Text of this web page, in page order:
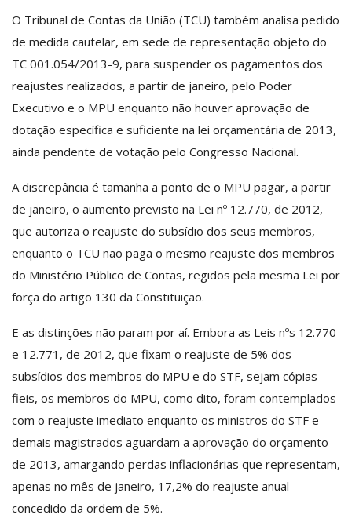
O Tribunal de Contas da União (TCU) também analisa pedido
de medida cautelar, em sede de representação objeto do
TC 001.054/2013-9, para suspender os pagamentos dos
reajustes realizados, a partir de janeiro, pelo Poder
Executivo e o MPU enquanto não houver aprovação de
dotação específica e suficiente na lei orçamentária de 2013,
ainda pendente de votação pelo Congresso Nacional.
A discrepância é tamanha a ponto de o MPU pagar, a partir
de janeiro, o aumento previsto na Lei nº 12.770, de 2012,
que autoriza o reajuste do subsídio dos seus membros,
enquanto o TCU não paga o mesmo reajuste dos membros
do Ministério Público de Contas, regidos pela mesma Lei por
força do artigo 130 da Constituição.
E as distinções não param por aí. Embora as Leis nºs 12.770
e 12.771, de 2012, que fixam o reajuste de 5% dos
subsídios dos membros do MPU e do STF, sejam cópias
fieis, os membros do MPU, como dito, foram contemplados
com o reajuste imediato enquanto os ministros do STF e
demais magistrados aguardam a aprovação do orçamento
de 2013, amargando perdas inflacionárias que representam,
apenas no mês de janeiro, 17,2% do reajuste anual
concedido da ordem de 5%.